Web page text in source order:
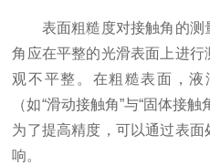
表面粗糙度对接触角的测
角应在平整的光滑表面上进
观不平整。在粗糙表面，
（如“滑动接触角”与“固体接
为了提高精度，可以通过表
响。